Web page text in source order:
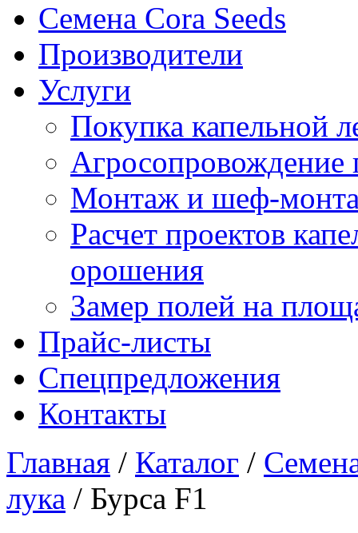
Семена Cora Seeds
Производители
Услуги
Покупка капельной
Агросопровождение
Монтаж и шеф-
Расчет проектов
орошения
Замер полей на
Прайс-листы
Спецпредложения
Контакты
Главная / Каталог /
лука / Бурса F1